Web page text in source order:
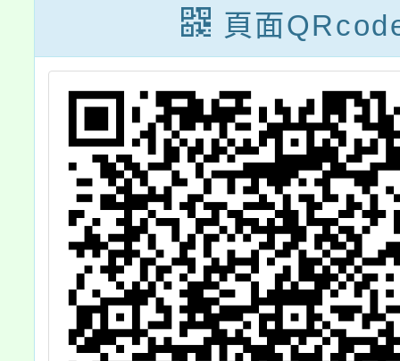
外安全線上學習
活動」案，請查
照。
歡迎
躍報
頁面